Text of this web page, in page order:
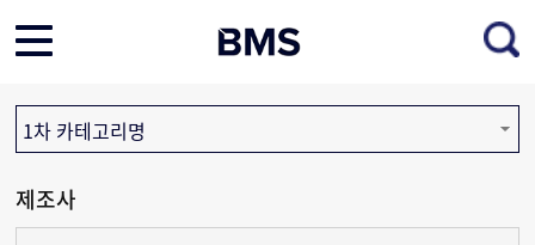
1차 카테고리명
제조사